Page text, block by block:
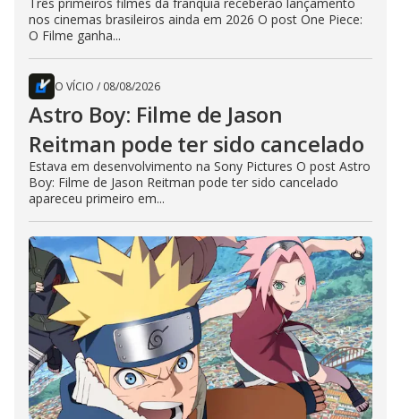
Três primeiros filmes da franquia receberão lançamento
nos cinemas brasileiros ainda em 2026 O post One Piece:
O Filme ganha...
O VÍCIO / 08/08/2026
Astro Boy: Filme de Jason
Reitman pode ter sido cancelado
Estava em desenvolvimento na Sony Pictures O post Astro
Boy: Filme de Jason Reitman pode ter sido cancelado
apareceu primeiro em...